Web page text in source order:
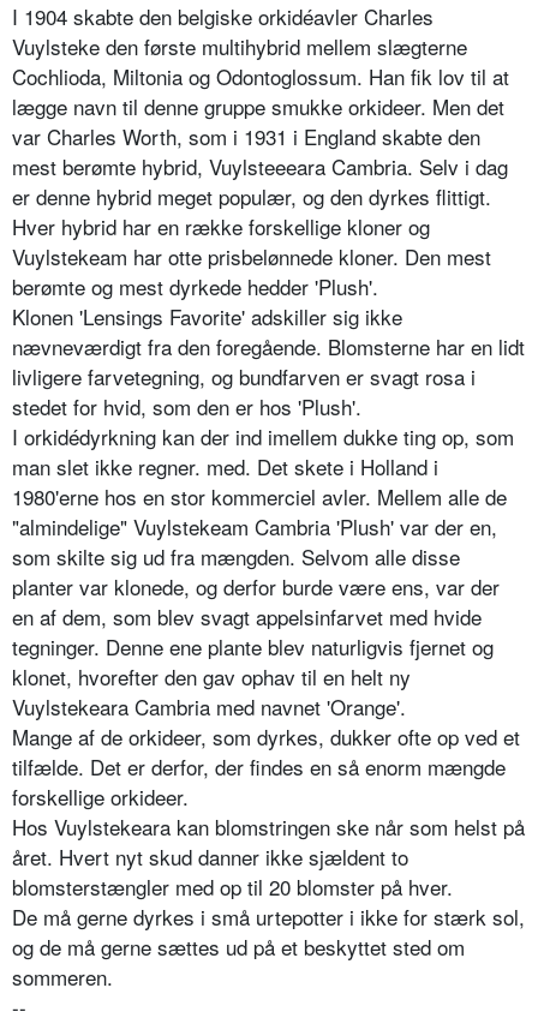
I 1904 skabte den belgiske orkidéavler Charles
Vuylsteke den første multihybrid mellem slægterne
Cochlioda, Miltonia og Odontoglossum. Han fik lov til at
lægge navn til denne gruppe smukke orkideer. Men det
var Charles Worth, som i 1931 i England skabte den
mest berømte hybrid, Vuylste­eeara Cambria. Selv i dag
er denne hybrid meget populær, og den dyrkes flittigt.
Hver hybrid har en række forskellige kloner og
Vuylstekeam har otte prisbelønne­de kloner. Den mest
berømte og mest dyr­kede hedder 'Plush'.
Klonen 'Lensings Favorite' adskiller sig ikke
nævneværdigt fra den foregående. Blomsterne har en lidt
livligere farveteg­ning, og bundfarven er svagt rosa i
stedet for hvid, som den er hos 'Plush'.
I orkidédyrkning kan der ind imellem dukke ting op, som
man slet ikke regner. med. Det skete i Holland i
1980'erne hos en stor kommerciel avler. Mellem alle de
"almindelige" Vuylstekeam Cambria 'Plush' var der en,
som skilte sig ud fra mængden. Selvom alle disse
planter var klonede, og derfor burde være ens, var der
en af dem, som blev svagt appelsinfarvet med hvide
tegninger. Denne ene plante blev naturlig­vis fjernet og
klonet, hvorefter den gav op­hav til en helt ny
Vuylstekeara Cambria med navnet 'Orange'.
Mange af de orkideer, som dyrkes, duk­ker ofte op ved et
tilfælde. Det er derfor, der findes en så enorm mængde
forskellige orkideer.
Hos Vuylstekeara kan blomstringen ske når som helst på
året. Hvert nyt skud dan­ner ikke sjældent to
blomsterstængler med op til 20 blomster på hver.
De må gerne dyrkes i små urtepotter i ikke for stærk sol,
og de må gerne sættes ud på et beskyttet sted om
sommeren.
--